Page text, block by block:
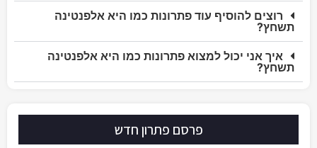
רוצים להוסיף עוד פתרונות כמו היא אלפנטינה
תשחץ?
איך אני יכול למצוא פתרונות כמו היא אלפנטינה
תשחץ?
פרסם פתרון חדש